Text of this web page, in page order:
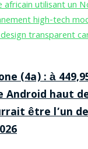
(4a) : à
Android haut
être l’un